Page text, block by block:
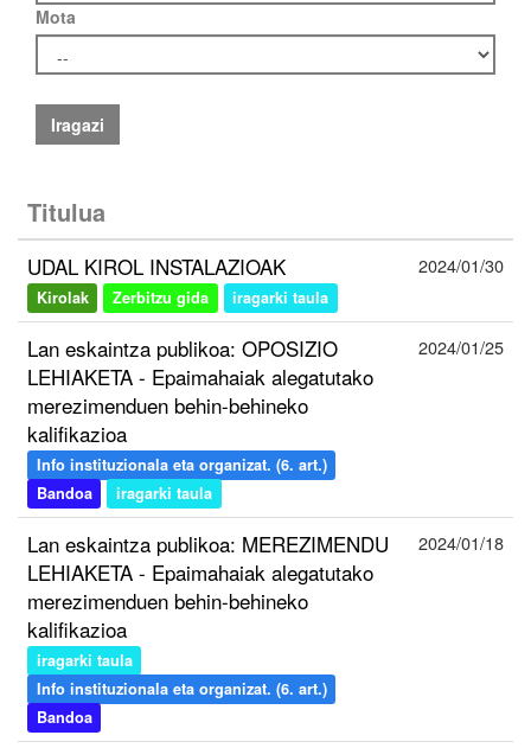
Mota
Iragazi
Titulua
UDAL KIROL INSTALAZIOAK
Kirolak Zerbitzu gida iragarki taula
2024/01/30
Lan eskaintza publikoa: OPOSIZIO
LEHIAKETA - Epaimahaiak alegatutako
merezimenduen behin-behineko
kalifikazioa
Info instituzionala eta organizat. (6. art.)
Bandoa
iragarki taula
2024/01/25
Lan eskaintza publikoa: MEREZIMENDU
LEHIAKETA - Epaimahaiak alegatutako
merezimenduen behin-behineko
kalifikazioa
iragarki taula
Info instituzionala eta organizat. (6. art.)
Bandoa
2024/01/18